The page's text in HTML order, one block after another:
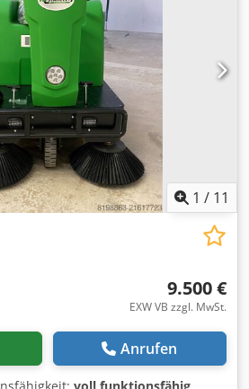
1 / 11
9.500 €
EXW VB zzgl. MwSt.
Anrufen